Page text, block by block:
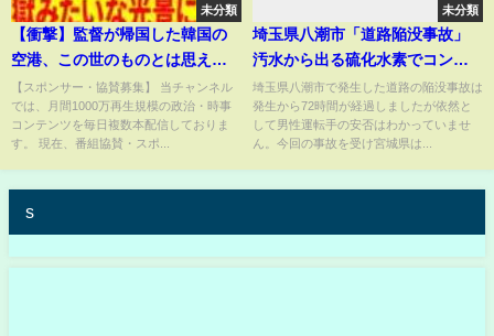
未分類
【衝撃】監督が帰国した韓国の
空港、この世のものとは思えな
い光景がコチラ...
【スポンサー・協賛募集】 当チャンネル
では、月間1000万再生規模の政治・時事
コンテンツを毎日複数本配信しておりま
す。 現在、番組協賛・スポ...
未分類
埼玉県八潮市「道路陥没事故」
汚水から出る硫化水素でコンク
リート腐食 仙台でも同じ原因
で陥没が
埼玉県八潮市で発生した道路の陥没事故は
発生から72時間が経過しましたが依然と
して男性運転手の安否はわかっていませ
ん。今回の事故を受け宮城県は...
s